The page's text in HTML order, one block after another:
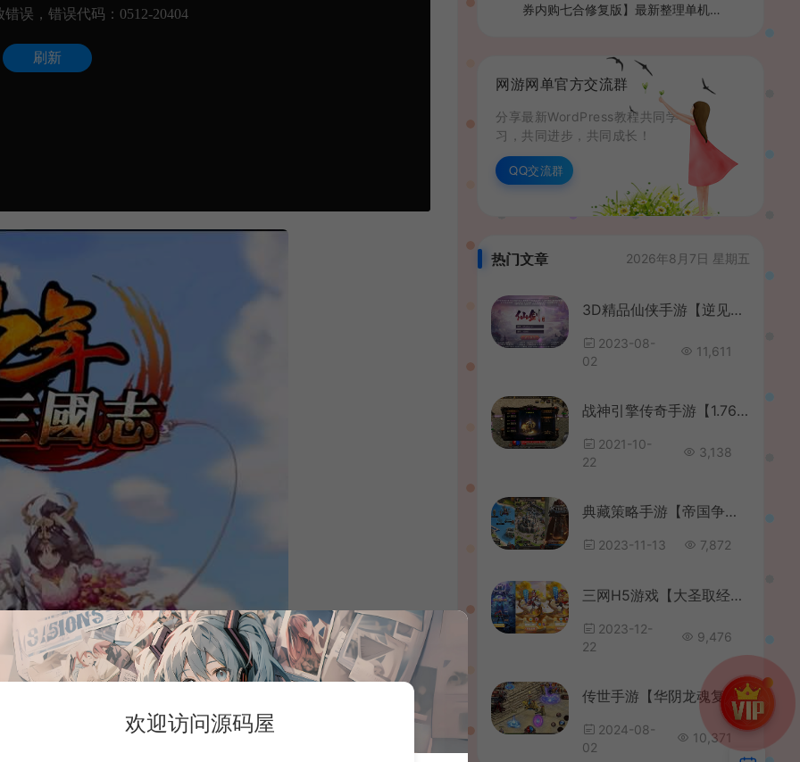
券内购七合修复版】最新整理单机一
端+详细搭建教程+视频教程
网游网单官方交流群
分享最新WordPress教程共同学
习，共同进步，共同成长！
QQ交流群
热门文章 2026年8月7日 星期五
3D精品仙侠手游【逆见苍穹2/仙剑/剑舞乾坤】最新整理WIN系服务端+安卓+GM授权后台+详细搭建教程
2023-08-
02
11,611
战神引擎传奇手游【1.76神器之兽完美赤月白猪版】最新整理半手工服务端+时装+炼体+十二生肖
2021-10-
22
3,138
典藏策略手游【帝国争霸之王的荣耀】最新整理Win系服务端+安卓+GM授权后台+详细搭建教程
2023-11-13 7,872
三网H5游戏【大圣取经之梦幻江湖H5超变版】最新整理单机一键即玩镜像服务端+Linux手工服务端+多区跨服+GM分级授权后台+详细搭建教程
2023-12-
22
9,476
传世手游【华阴龙魂复古打金版】最新整理单机一键即玩镜像端+Linux手工服务端+安卓+GM授权后台+详细搭建教程
2024-08-
02
10,371
欢迎访问源码屋